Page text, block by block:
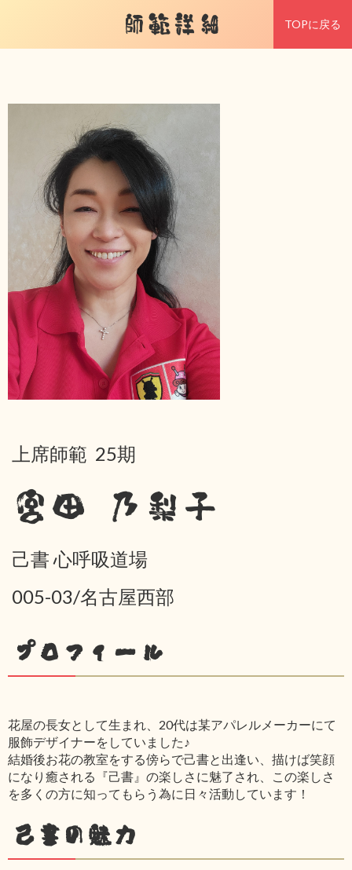
師範詳細 TOPに戻る
上席師範 25期
宮田 乃梨子
己書 心呼吸道場
005-03/名古屋西部
プロフィール
花屋の長女として生まれ、20代は某アパレルメーカーにて
服飾デザイナーをしていました♪
結婚後お花の教室をする傍らで己書と出逢い、描けば笑顔
になり癒される『己書』の楽しさに魅了され、この楽しさ
を多くの方に知ってもらう為に日々活動しています！
己書の魅力